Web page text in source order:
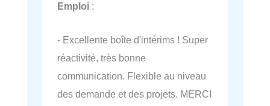
Emploi :
- Excellente boîte d'intérims ! Super
réactivité, très bonne
communication. Flexible au niveau
des demande et des projets. MERCI